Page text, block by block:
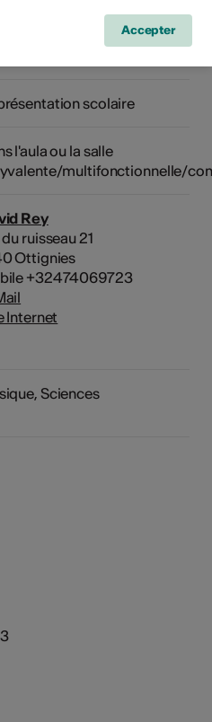
La physique résonne -
scolaire
l'aula ou la salle
multifonctionnelle/
Rey
ruisseau 21
Ottignies
+32474069723
Internet
, Sciences
Accepter